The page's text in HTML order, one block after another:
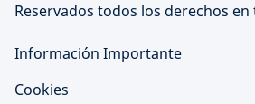
Reservados todos los derechos
Información Importante
Cookies